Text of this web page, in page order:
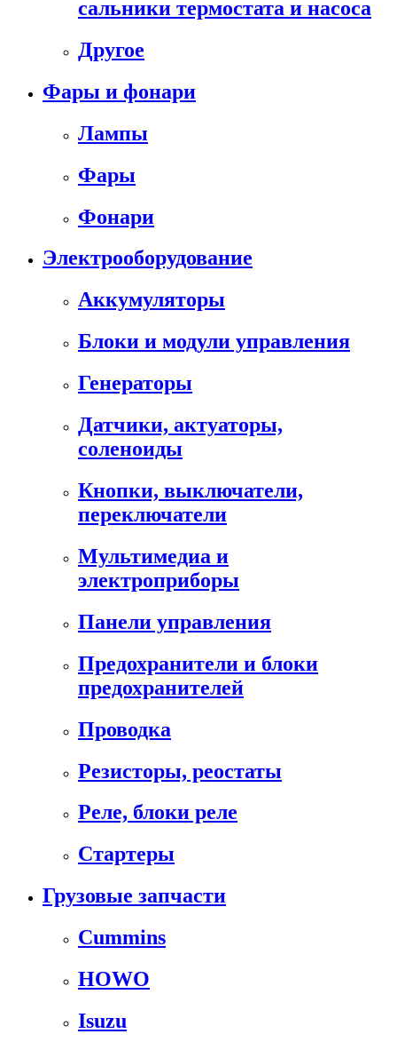
сальники термостата и насоса
Другое
Фары и фонари
Лампы
Фары
Фонари
Электрооборудование
Аккумуляторы
Блоки и модули управления
Генераторы
Датчики, актуаторы,
соленоиды
Кнопки, выключатели,
переключатели
Мультимедиа и
электроприборы
Панели управления
Предохранители и блоки
предохранителей
Проводка
Резисторы, реостаты
Реле, блоки реле
Стартеры
Грузовые запчасти
Cummins
HOWO
Isuzu